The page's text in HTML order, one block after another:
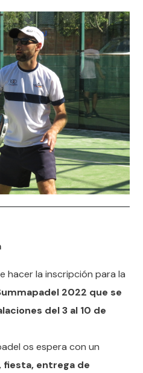
hacer la inscripción para la
2022 que se
del 3 al 10 de
os espera con un
fiesta, entrega de